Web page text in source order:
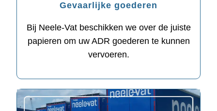
Gevaarlijke goederen
Bij Neele-Vat beschikken we over de juiste
papieren om uw ADR goederen te kunnen
vervoeren.